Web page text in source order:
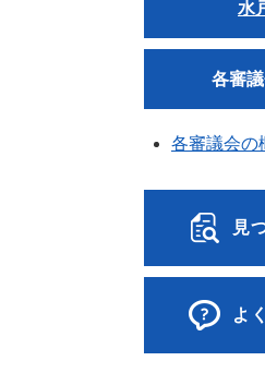
水
各審
各審議会の
見
よ